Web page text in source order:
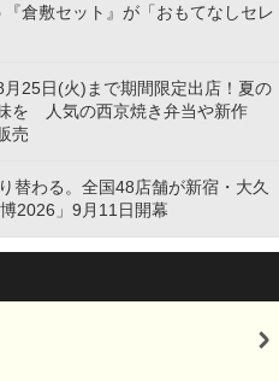
倉敷セット』が「おもてなしセレ
25日(火)まで期間限定出店！夏の
を 人気の西京焼き弁当や新作
売
替わる。全国48店舗が新宿・大久
2026」9月11日開幕